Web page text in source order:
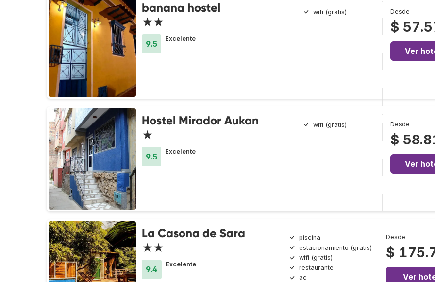
banana hostel
★★
9.5
Excelente
wifi (gratis) Desde
$
Ver
Hostel Mirador Aukan
★
9.5
Excelente
wifi (gratis) Desde
$
Ver
La Casona de Sara
★★
9.4
Excelente
piscina
estacionamiento (gratis)
wifi (gratis)
restaurante
ac
Desde
$
Ver